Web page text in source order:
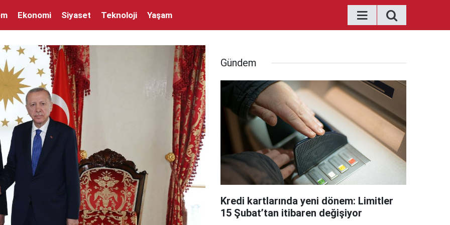
Ekonomi Siyaset Teknoloji Yaşam
Gündem
Kredi kartlarında yeni dönem: Limitler
15 Şubat’tan itibaren değişiyor